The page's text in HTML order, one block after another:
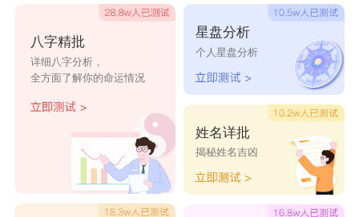
彤、罗磊韬、罗羽道、罗镇继、罗堇纪、罗沙珂、
罗纹来、罗渤瑞、罗云流、罗然伟、罗知政、罗颜
剑、罗纹祎、罗俊宇、罗诩苇、罗政易、罗卓龙、
罗翰仟、罗景昆、罗翰昱、罗度翔、罗云珂、罗度
豪、罗然伦、罗致烁、罗庸召。
八字精批
详细八字分析，
全方面了解你的命运情况
星盘分析
个人星盘分析
姓名详批
揭秘姓名吉凶